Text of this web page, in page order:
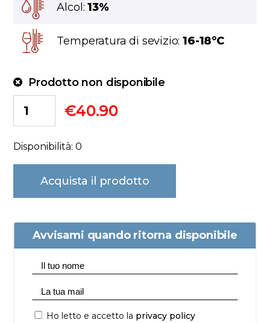
Alcol:13%
Temperatura di sevizio:16-18°C
Prodotto non disponibile
€40.90
Disponibilità: 0
Acquista il prodotto
Avvisami quando ritorna disponibile
Ho letto e accetto la privacy policy